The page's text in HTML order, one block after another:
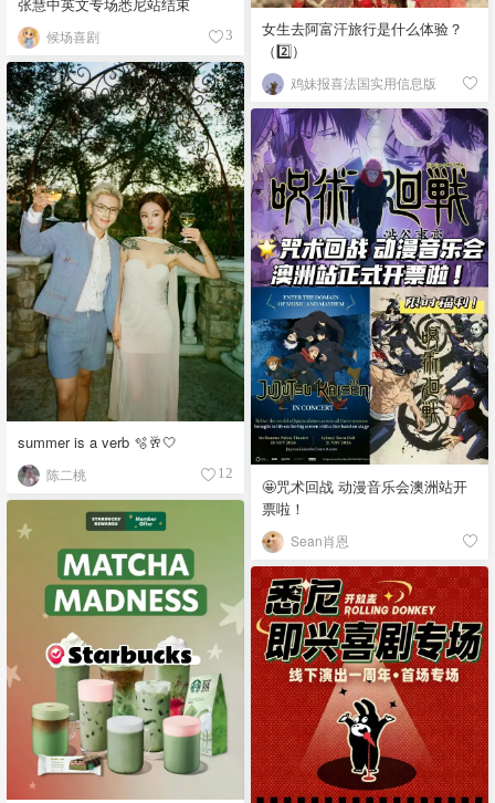
候场喜剧 3
女生去阿富汗旅行是什么体验？
（2️⃣）
鸡妹报喜法国实用信息版
summer is a verb 🫧🥂🤍
陈二桃 12
🤩咒术回战 动漫音乐会澳洲站开
票啦！
Sean肖恩